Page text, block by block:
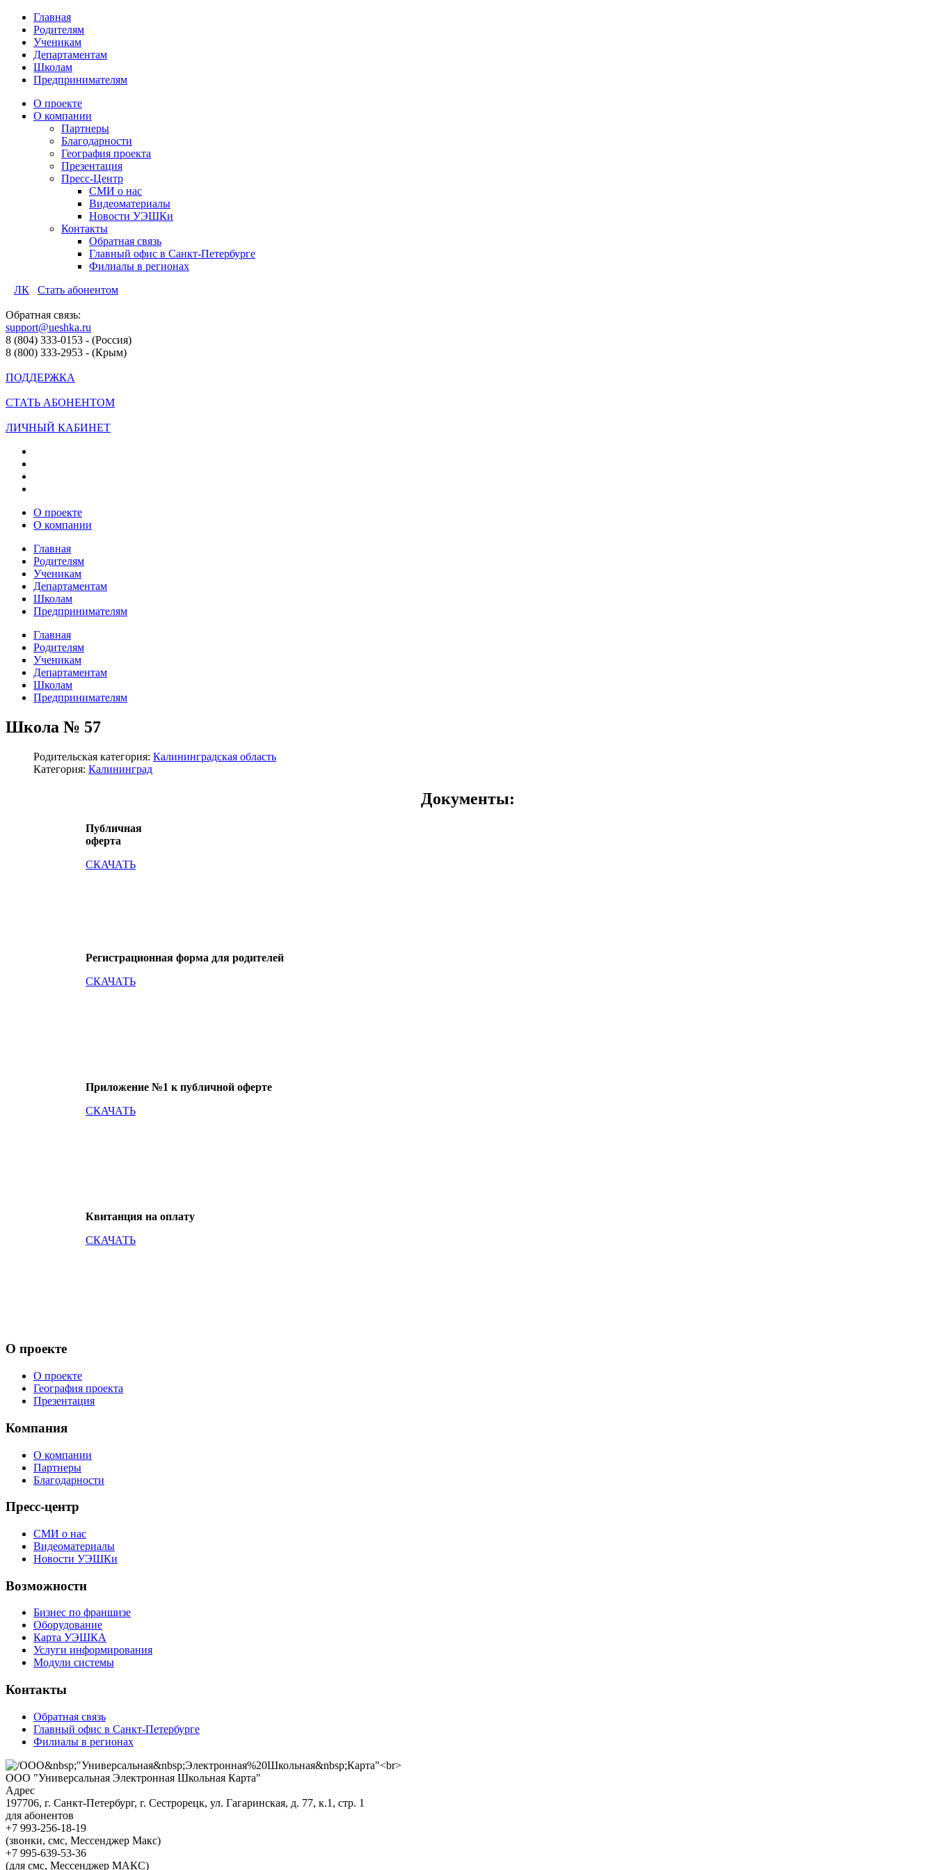
Главная
Родителям
Ученикам
Департаментам
Школам
Предпринимателям
О проекте
О компании
Партнеры
Благодарности
География проекта
Презентация
Пресс-Центр
СМИ о нас
Видеоматериалы
Новости УЭШКи
Контакты
Обратная связь
Главный офис в Санкт-Петербурге
Филиалы в регионах
ЛК
Стать абонентом
Обратная связь:
support@ueshka.ru
8 (804) 333-0153 - (Россия)
8 (800) 333-2953 - (Крым)
ПОДДЕРЖКА
СТАТЬ АБОНЕНТОМ
ЛИЧНЫЙ КАБИНЕТ
О проекте
О компании
Главная
Родителям
Ученикам
Департаментам
Школам
Предпринимателям
Главная
Родителям
Ученикам
Департаментам
Школам
Предпринимателям
Школа № 57
Родительская категория: Калининградская область
Категория: Калининград
Документы:
Публичная
оферта
СКАЧАТЬ
Регистрационная форма для родителей
СКАЧАТЬ
Приложение №1 к публичной оферте
СКАЧАТЬ
Квитанция на оплату
СКАЧАТЬ
О проекте
О проекте
География проекта
Презентация
Компания
О компании
Партнеры
Благодарности
Пресс-центр
СМИ о нас
Видеоматериалы
Новости УЭШКи
Возможности
Бизнес по франшизе
Оборудование
Карта УЭШКА
Услуги информирования
Модули системы
Контакты
Обратная связь
Главный офис в Санкт-Петербурге
Филиалы в регионах
ООО "Универсальная Электронная Школьная Карта"
Адрес
197706, г. Санкт-Петербург, г. Сестрорецк, ул. Гагаринская, д. 77, к.1, стр. 1
для абонентов
+7 993-256-18-19
(звонки, смс, Мессенджер Макс)
+7 995-639-53-36
(для смс, Мессенджер МАКС)